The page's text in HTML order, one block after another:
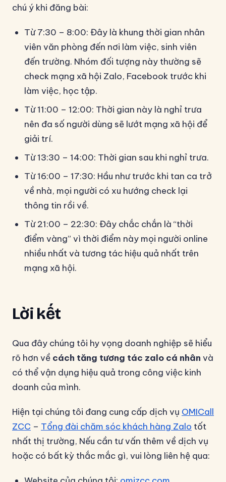
chú ý khi đăng bài:
Từ 7:30 – 8:00: Đây là khung thời gian nhân
viên văn phòng đến nơi làm việc, sinh viên
đến trường. Nhóm đối tượng này thường sẽ
check mạng xã hội Zalo, Facebook trước khi
làm việc, học tập.
Từ 11:00 – 12:00: Thời gian này là nghỉ trưa
nên đa số người dùng sẽ lướt mạng xã hội để
giải trí.
Từ 13:30 – 14:00: Thời gian sau khi nghỉ trưa.
Từ 16:00 – 17:30: Hầu như trước khi tan ca trở
về nhà, mọi người có xu hướng check lại
thông tin rồi về.
Từ 21:00 – 22:30: Đây chắc chắn là “thời
điểm vàng” vì thời điểm này mọi người online
nhiều nhất và tương tác hiệu quả nhất trên
mạng xã hội.
Lời kết
Qua đây chúng tôi hy vọng doanh nghiệp sẽ hiểu
rõ hơn về cách tăng tương tác zalo cá nhân và
có thể vận dụng hiệu quả trong công việc kinh
doanh của mình.
Hiện tại chúng tôi đang cung cấp dịch vụ OMICall
ZCC – Tổng đài chăm sóc khách hàng Zalo tốt
nhất thị trường, Nếu cần tư vấn thêm về dịch vụ
hoặc có bất kỳ thắc mắc gì, vui lòng liên hệ qua: